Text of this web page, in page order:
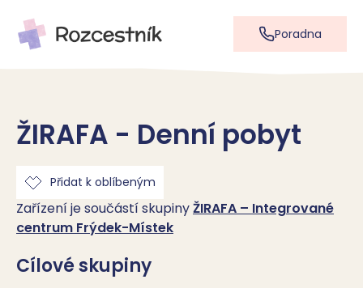
Poradna
ŽIRAFA - Denní pobyt
Přidat k oblíbeným
Zařízení je součástí skupinyŽIRAFA – Integrované
centrum Frýdek-Místek
Cílové skupiny